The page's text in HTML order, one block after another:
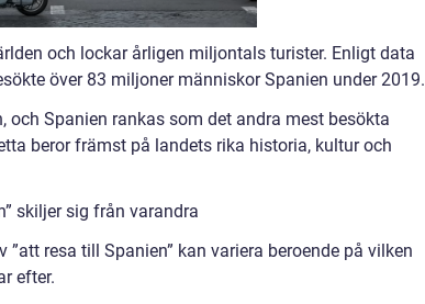
och lockar årligen miljontals turister. Enligt data
över 83 miljoner människor Spanien under 2019.
Spanien rankas som det andra mest besökta
beror främst på landets rika historia, kultur och
skiljer sig från varandra
resa till Spanien” kan variera beroende på vilken
efter.